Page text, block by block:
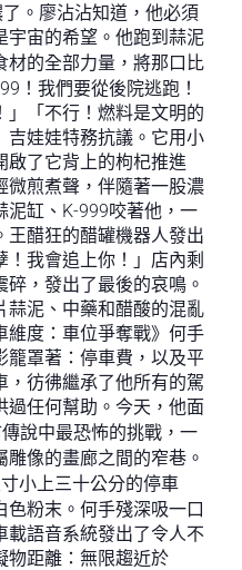
。廖沾沾知道，他必須
宇宙的希望。他跑到蒜泥
材的全部力量，將那口比
！我們要從後院逃跑！
」「不行！燃料是文明的
吉娃娃特務抗議。它用小
啟了它背上的枸杞推進
微煎煮聲，伴隨著一股濃
泥缸、K-999咬著他，一
王醋狂的醋罐機器人發出
我會追上你！」店內剩
，發出了最後的哀鳴。
蒜泥、中藥和醋酸的混亂
維度：車位爭奪戰》何手
籠罩著：停車費，以及平
，彷彿繼承了他所有的駕
過任何幫助。今天，他面
說中最恐怖的挑戰，一
像的畫廊之間的窄巷。
小上三十公分的停車
粉末。何手殘深吸一口
載語音系統發出了令人不
物距離：無限趨近於